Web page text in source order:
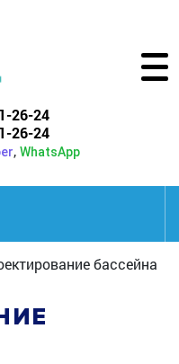
26-24
26-24
, WhatsApp
бассейна